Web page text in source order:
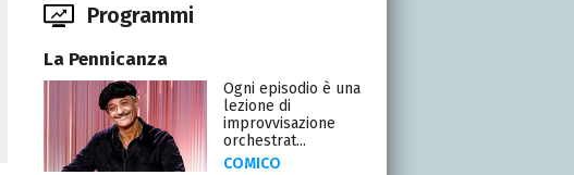
Programmi
La Pennicanza
Ogni episodio è una
lezione di
improvvisazione
orchestrat...
COMICO